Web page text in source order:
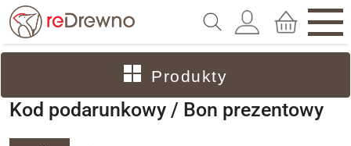
Produkty
Kod podarunkowy / Bon prezentowy